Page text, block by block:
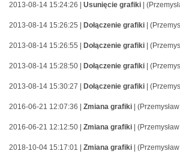
2013-08-14 15:24:26 | Usunięcie grafiki |
2013-08-14 15:26:25 | Dołączenie grafiki |
2013-08-14 15:26:55 | Dołączenie grafiki |
2013-08-14 15:28:50 | Dołączenie grafiki |
2013-08-14 15:30:27 | Dołączenie grafiki |
2016-06-21 12:07:36 | Zmiana grafiki |
2016-06-21 12:12:50 | Zmiana grafiki |
2018-10-04 15:17:01 | Zmiana grafiki |